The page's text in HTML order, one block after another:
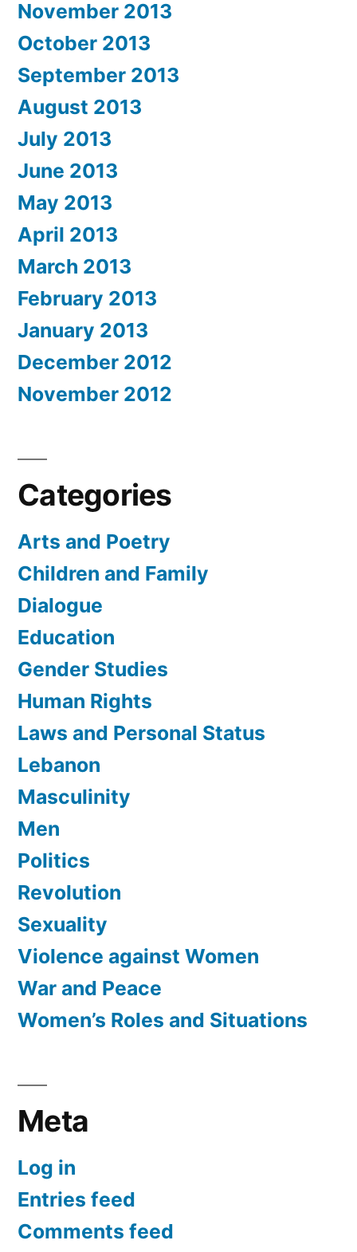
November 2013
October 2013
September 2013
August 2013
July 2013
June 2013
May 2013
April 2013
March 2013
February 2013
January 2013
December 2012
November 2012
Categories
Arts and Poetry
Children and Family
Dialogue
Education
Gender Studies
Human Rights
Laws and Personal Status
Lebanon
Masculinity
Men
Politics
Revolution
Sexuality
Violence against Women
War and Peace
Women’s Roles and Situations
Meta
Log in
Entries feed
Comments feed